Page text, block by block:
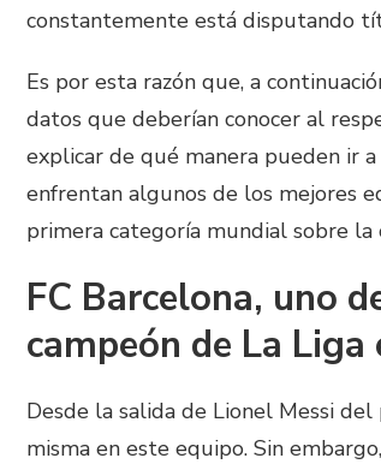
constantemente está disputando
Es por esta razón que, a
datos que deberían conocer al
explicar de qué manera pueden ir
enfrentan algunos de los mejores
primera categoría mundial sobre la
FC Barcelona, uno
campeón de La Liga
Desde la salida de Lionel Messi
misma en este equipo. Sin